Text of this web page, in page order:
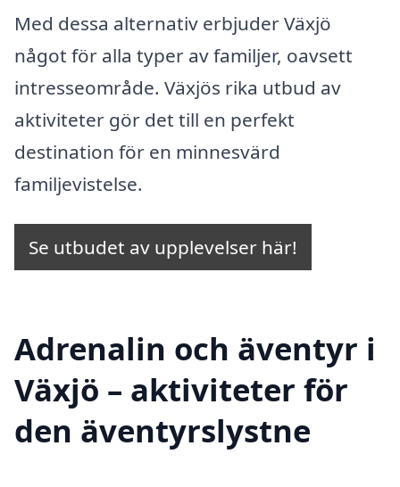
Med dessa alternativ erbjuder Växjö
något för alla typer av familjer, oavsett
intresseområde. Växjös rika utbud av
aktiviteter gör det till en perfekt
destination för en minnesvärd
familjevistelse.
Se utbudet av upplevelser här!
Adrenalin och äventyr i
Växjö – aktiviteter för
den äventyrslystne